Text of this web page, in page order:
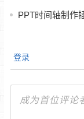
PPT时间轴制作
登录